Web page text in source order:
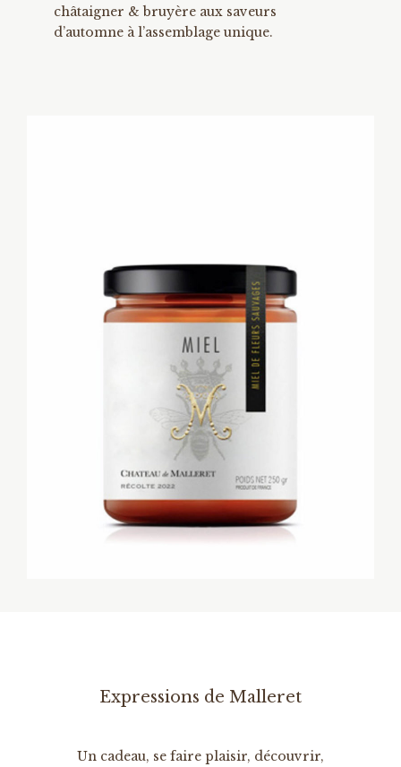
châtaigner & bruyère aux saveurs
d’automne à l’assemblage unique.
Expressions de Malleret
Un cadeau, se faire plaisir, découvrir,